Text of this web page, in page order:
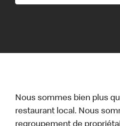
Nous sommes bien plus
restaurant local. Nous